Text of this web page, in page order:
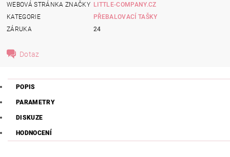
WEBOVÁ STRÁNKA ZNAČKY LITTLE-COMPANY.CZ
KATEGORIE
PŘEBALOVACÍ TAŠKY
ZÁRUKA
24
Dotaz
POPIS
PARAMETRY
DISKUZE
HODNOCENÍ